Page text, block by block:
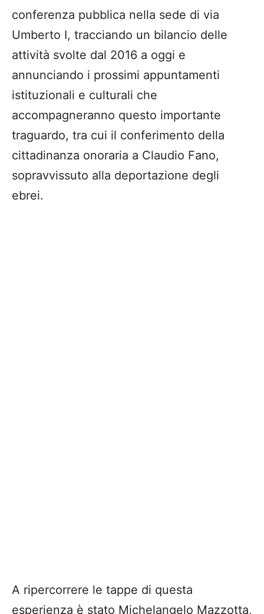
conferenza pubblica nella sede di via
Umberto I, tracciando un bilancio delle
attività svolte dal 2016 a oggi e
annunciando i prossimi appuntamenti
istituzionali e culturali che
accompagneranno questo importante
traguardo, tra cui il conferimento della
cittadinanza onoraria a Claudio Fano,
sopravvissuto alla deportazione degli
ebrei.
A ripercorrere le tappe di questa
esperienza è stato Michelangelo Mazzotta,